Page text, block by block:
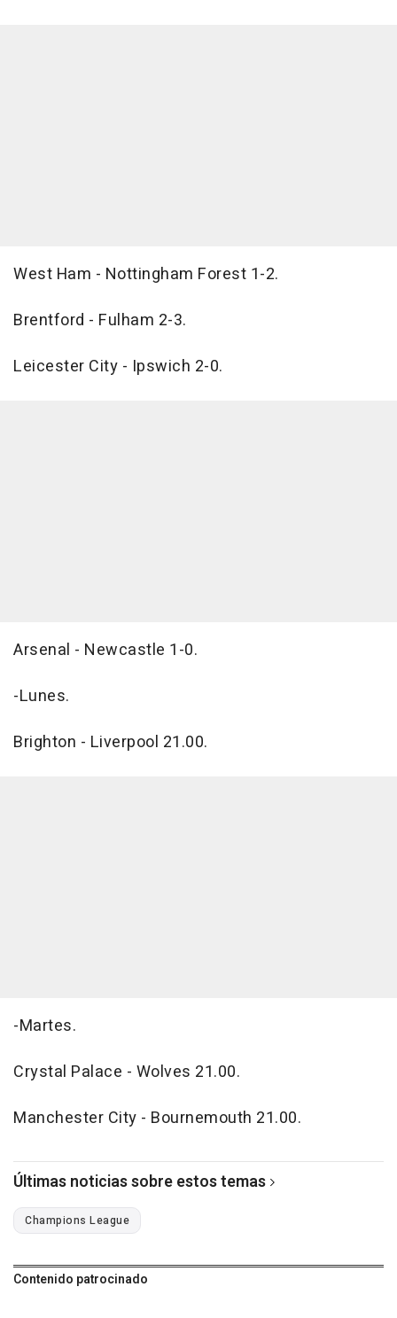
West Ham - Nottingham Forest 1-2.
Brentford - Fulham 2-3.
Leicester City - Ipswich 2-0.
Arsenal - Newcastle 1-0.
-Lunes.
Brighton - Liverpool 21.00.
-Martes.
Crystal Palace - Wolves 21.00.
Manchester City - Bournemouth 21.00.
Últimas noticias sobre estos temas
Champions League
Contenido patrocinado